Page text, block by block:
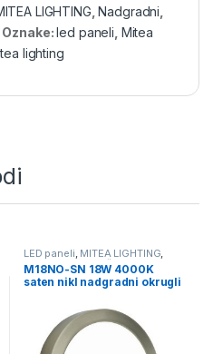
LIGHTING ,Nadgradni
Oznake:led paneli Mitea
lighting
LED paneli MITEA LIGHTING
Nadgradni,Tehnička rasveta
M18NO-SN 18W 4000K
saten nikl nadgradni okrugli